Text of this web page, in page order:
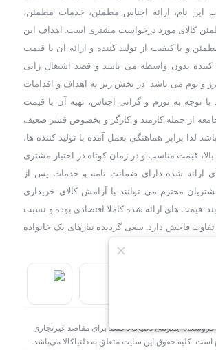
این نام، ارائه اجناس مطمئن، خدمات مطمئن،
کالای مورد درخواست مشتری است. اهداف این
و با کیفیت از تولید کننده و ارائه آن با قیمت
بدون واسطه می باشد و قصد اشتغال زایی
و بوم می باشد. در بخش زیر به اهداف و اقدامات
با توجه به تورم و گرانی اجناس، تهیه آن با قیمت
جامعه از جمله کارمند و کارگر و بخصوص قشر ضعیف
لذا برابر هماهنگی بعمل آمده با تولید کننده ها،
بالا، قیمت مناسب و در زمان کوتاه در اختیار مشتری
ارائه شده دارای ضمانت نامه و خدمات پس از
محترم می توانند با آرامش کالای خریداری
قیمت های ارائه شده کاملا اقتصادی بوده و نسبت
تفاوت فاحش دارد. سعی گردیده نیازهای یک خانواده
گردد.
اینترنتی دلنیاکالا فقط برای مقاصد غیرتجاری
است. کلیه حقوق این سایت متعلق به دلنیاکالا می‌باشد.